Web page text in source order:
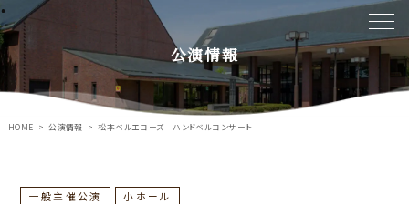
公演情報
HOME 公演情報 松本ベルエコーズ ハンドベルコンサート
一般主催公演 小ホール